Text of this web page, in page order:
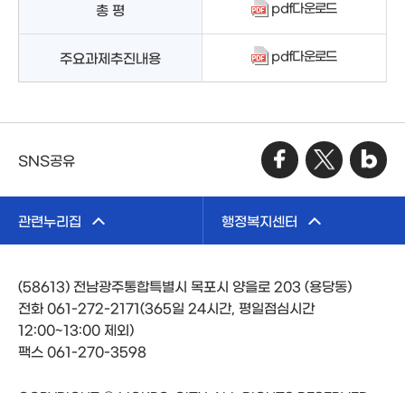
총 평 pdf다운로드
주요과제추진내용 pdf다운로드
SNS공유
관련누리집 행정복지센터
(58613) 전남광주통합특별시 목포시 양을로 203 (용당동)
전화 061-272-2171(365일 24시간, 평일점심시간
12:00~13:00 제외)
팩스 061-270-3598